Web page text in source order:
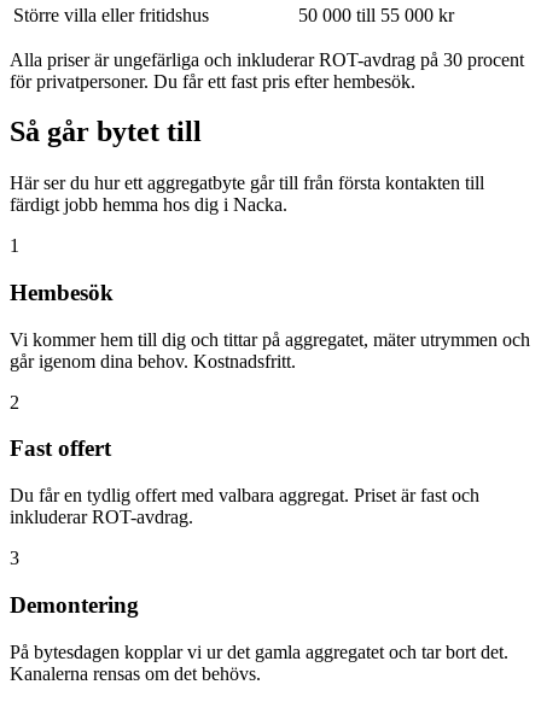
Större villa eller fritidshus
50 000 till 55 000 kr
Alla priser är ungefärliga och inkluderar ROT-avdrag på 30 procent
för privatpersoner. Du får ett fast pris efter hembesök.
Så går bytet till
Här ser du hur ett aggregatbyte går till från första kontakten till
färdigt jobb hemma hos dig i Nacka.
1
Hembesök
Vi kommer hem till dig och tittar på aggregatet, mäter utrymmen och
går igenom dina behov. Kostnadsfritt.
2
Fast offert
Du får en tydlig offert med valbara aggregat. Priset är fast och
inkluderar ROT-avdrag.
3
Demontering
På bytesdagen kopplar vi ur det gamla aggregatet och tar bort det.
Kanalerna rensas om det behövs.